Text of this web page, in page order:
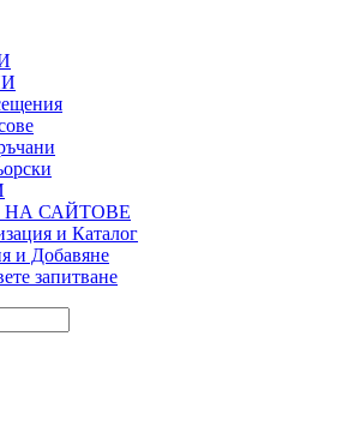
НА САЙТОВЕ
и Каталог
и Добавяне
запитване